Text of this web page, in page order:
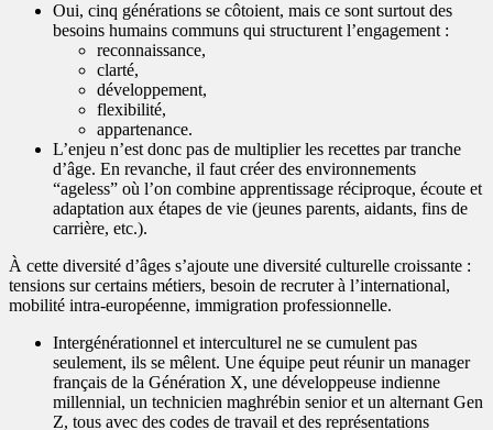
Oui, cinq générations se côtoient, mais ce sont surtout des
besoins humains communs qui structurent l’engagement :
reconnaissance,
clarté,
développement,
flexibilité,
appartenance.
L’enjeu n’est donc pas de multiplier les recettes par tranche
d’âge. En revanche, il faut créer des environnements
“ageless” où l’on combine apprentissage réciproque, écoute et
adaptation aux étapes de vie (jeunes parents, aidants, fins de
carrière, etc.).
À cette diversité d’âges s’ajoute une diversité culturelle croissante :
tensions sur certains métiers, besoin de recruter à l’international,
mobilité intra‑européenne, immigration professionnelle.
Intergénérationnel et interculturel ne se cumulent pas
seulement, ils se mêlent. Une équipe peut réunir un manager
français de la Génération X, une développeuse indienne
millennial, un technicien maghrébin senior et un alternant Gen
Z, tous avec des codes de travail et des représentations